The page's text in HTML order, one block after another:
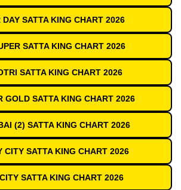
DAY SATTA KING CHART 2026
SATTA KING CHART 2026
SATTA KING CHART 2026
GOLD SATTA KING CHART 2026
(2) SATTA KING CHART 2026
CITY SATTA KING CHART 2026
SATTA KING CHART 2026